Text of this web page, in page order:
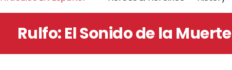
Rulfo: El Sonido de la Muerte